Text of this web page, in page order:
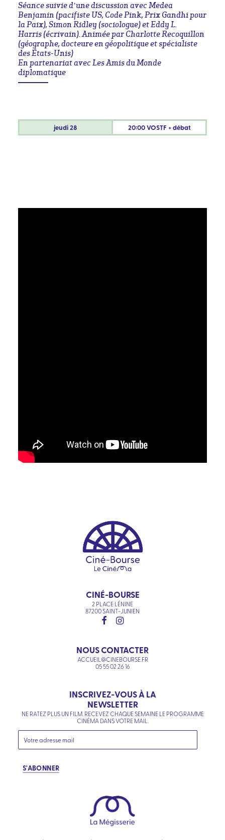
Séance suivie d’une discussion avec Medea
Benjamin (pacifiste US, Code Pink, Prix Gandhi pour
la Paix), Simon Ridley (sociologue) et Eddy L.
Harris (écrivain). Animée par Charlotte Recoquillon
(géographe, docteure en géopolitique et spécialiste
des États-Unis)
En partenariat avec Les Amis du Monde
diplomatique
jeudi28 20:00 VOSTF + débat
CINÉ-BOURSE
2 PLACE LÉNINE
87200 SAINT-JUNIEN
NOUS CONTACTER
ACCUEIL@CINEBOURSE.FR
05 55 02 26 16
INSCRIVEZ-VOUS À LA
NEWSLETTER
NE RATEZ PLUS UN FILM. RECEVEZ CHAQUE SEMAINE LE PROGRAMME
CINÉMA DANS VOTRE MAIL.
S'ABONNER